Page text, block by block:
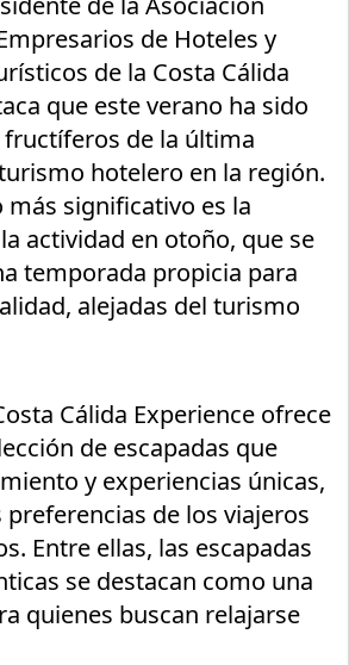
de Hoteles y
de la Costa Cálida
que este verano ha sido
de la última
hotelero en la región.
más significativo es la
actividad en otoño, que se
temporada propicia para
alejadas del turismo
Cálida Experience ofrece
de escapadas que
y experiencias únicas,
preferencias de los viajeros
Entre ellas, las escapadas
se destacan como una
quienes buscan relajarse